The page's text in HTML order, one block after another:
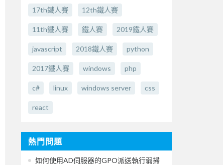
17th鐵人賽 12th鐵人賽
11th鐵人賽 鐵人賽 2019鐵人賽
javascript 2018鐵人賽 python
2017鐵人賽 windows php
c# linux windows server css
react
熱門問題
如何使用AD伺服器的GPO派送執行弱掃